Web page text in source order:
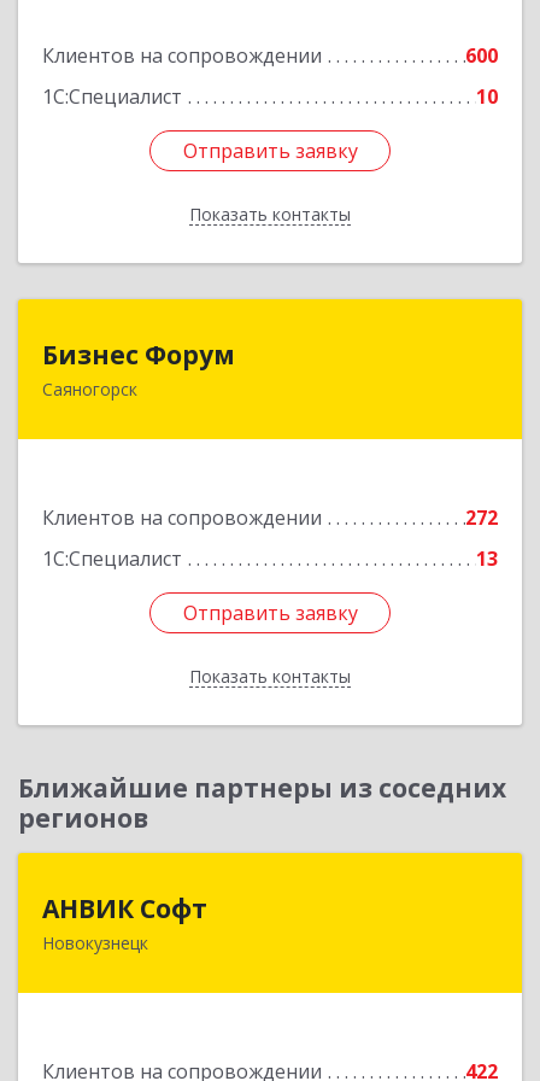
Клиентов на сопровождении
600
1С:Специалист
10
Отправить заявку
Показать контакты
Отправить заявку
Назад
Бизнес Форум
Саяногорск
Клиентов на сопровождении
272
1С:Специалист
13
Отправить заявку
Показать контакты
655603, Хакасия Респ, Саяногорск г, Советский
Отправить заявку
Назад
Ближайшие партнеры из соседних
регионов
АНВИК Софт
Новокузнецк
Клиентов на сопровождении 422
654079, Кемеровская область - Кузбасс,